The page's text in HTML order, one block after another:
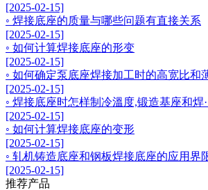
[2025-02-15]
◦ 焊接底座的质量与哪些问题有直接关系
[2025-02-15]
◦ 如何计算焊接底座的形变
[2025-02-15]
◦ 如何确定泵底座焊接加工时的高宽比和薄
[2025-02-15]
◦ 焊接底座时怎样制冷溫度,锻造基座和焊
[2025-02-15]
◦ 如何计算焊接底座的变形
[2025-02-15]
◦ 轧机铸造底座和钢板焊接底座的应用界
[2025-02-15]
推荐产品